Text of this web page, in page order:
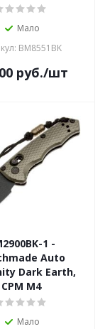
Мало
BM8551BK
руб./шт
1 -
Auto
Dark Earth,
CPM M4
Мало